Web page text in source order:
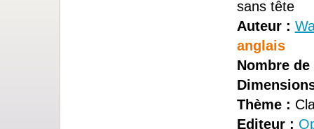
sans tête
Auteur :
anglais
Nombre
Thème :
Editeur :